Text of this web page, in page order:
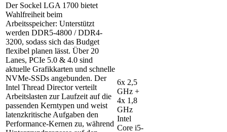
Der Sockel LGA 1700 bietet
Wahlfreiheit beim
Arbeitsspeicher: Unterstützt
werden DDR5-4800 / DDR4-
3200, sodass sich das Budget
flexibel planen lässt. Über 20
Lanes, PCIe 5.0 & 4.0 sind
aktuelle Grafikkarten und schnelle
NVMe-SSDs angebunden. Der
Intel Thread Director verteilt
Arbeitslasten zur Laufzeit auf die
passenden Kerntypen und weist
latenzkritische Aufgaben den
Performance-Kernen zu, während
6x 2,5
GHz +
4x 1,8
GHz
Intel
Core i5-